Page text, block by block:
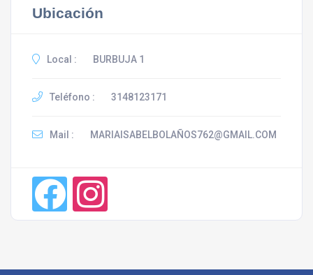
Ubicación
Local : BURBUJA 1
Teléfono : 3148123171
Mail : MARIAISABELBOLAÑOS762@GMAIL.COM